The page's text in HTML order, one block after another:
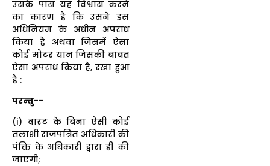
उसके पास यह विश्वास करने
का कारण है कि उसने इस
अधिनियम के अधीन अपराध
किया है अथवा जिसमें ऐसा
कोई मोटर यान जिसकी बाबत
ऐसा अपराध किया है, रखा हुआ
है :
परन्तु-–
(i) वारंट के बिना ऐसी कोई
तलाशी राजपत्रित अधिकारी की
पंक्ति के अधिकारी द्वारा ही की
जाएगी;